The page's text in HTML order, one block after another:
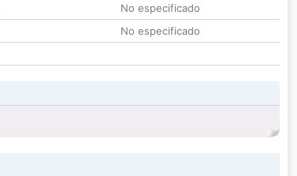
No especificado
No especificado